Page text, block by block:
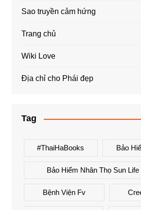
Sao truyền cảm hứng
Trang chủ
Wiki Love
Địa chỉ cho Phái đẹp
Tag
#ThaiHaBooks Bảo
Bảo Hiểm Nhân Thọ Sun
Bệnh Viện Fv